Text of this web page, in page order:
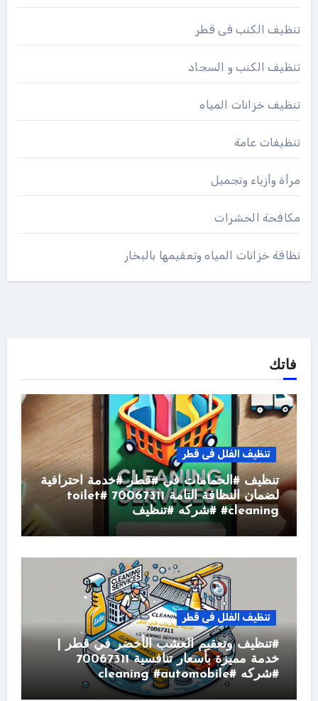
تنظيف الكنب فى قطر
تنظيف الكنب و السجاد
تنظيف خزانات المياه
تنظيفات عامة
مرأة وأزياء وتجميل
مكافحة الحشرات
نظافة خزانات المياه وتعقيمها بالبخار
فاتك
تنظيف الفلل فى قطر
تنظيف #الحمامات في #قطر #خدمة احترافية
لضمان النظافة التامة 70067311 #toilet
#cleaning #شركه #تنظيف
تنظيف الفلل فى قطر
#تنظيف وتعقيم العشب الأخضر في قطر |
خدمة مميزة بأسعار تنافسية 70067311
#شركه #cleaning #automobile